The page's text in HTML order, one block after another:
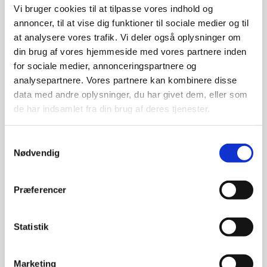
Vi bruger cookies til at tilpasse vores indhold og
annoncer, til at vise dig funktioner til sociale medier og til
at analysere vores trafik. Vi deler også oplysninger om
din brug af vores hjemmeside med vores partnere inden
for sociale medier, annonceringspartnere og
analysepartnere. Vores partnere kan kombinere disse
data med andre oplysninger, du har givet dem, eller som
de har indsamlet fra din brug af deres tjenester.
Nødvendig
Præferencer
Statistik
Marketing
produceret i sebranotræ. Bag
den smukke…
1.900,00DKK
Vi prismatcher
Knivsæt 2 dele – Yaxell
Knivsæt 2 dele - Yaxell Ran
36401Bestående af 1 stk
Kokkekniv 36000 20 cm og 1…
DKK Den
oprindelige
1.848,00 DKK.
1.649,00DKK
SPAR 26%